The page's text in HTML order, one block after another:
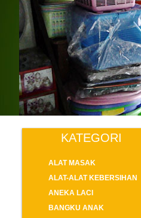
KATEGORI
ALAT MASAK
ALAT-ALAT KEBERSIHAN
ANEKA LACI
BANGKU ANAK